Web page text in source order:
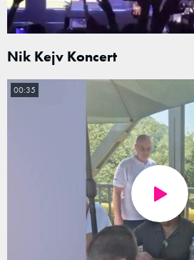
Nik Kejv Koncert
00:35